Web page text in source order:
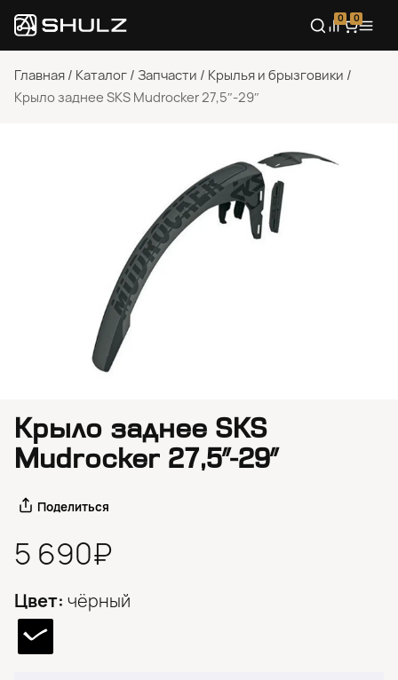
0 0
Главная / Каталог / Запчасти / Крылья и брызговики /
Крыло заднее SKS Mudrocker 27,5″-29″
Крыло заднее SKS
Mudrocker 27,5″-29″
Поделиться
5 690₽
Цвет: чёрный